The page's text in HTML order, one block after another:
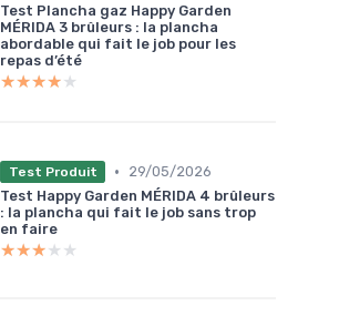
Test Plancha gaz Happy Garden
MÉRIDA 3 brûleurs : la plancha
abordable qui fait le job pour les
repas d’été
★★★★★
★★★★★
Test Produit •
29/05/2026
Test Happy Garden MÉRIDA 4 brûleurs
: la plancha qui fait le job sans trop
en faire
★★★★★
★★★★★